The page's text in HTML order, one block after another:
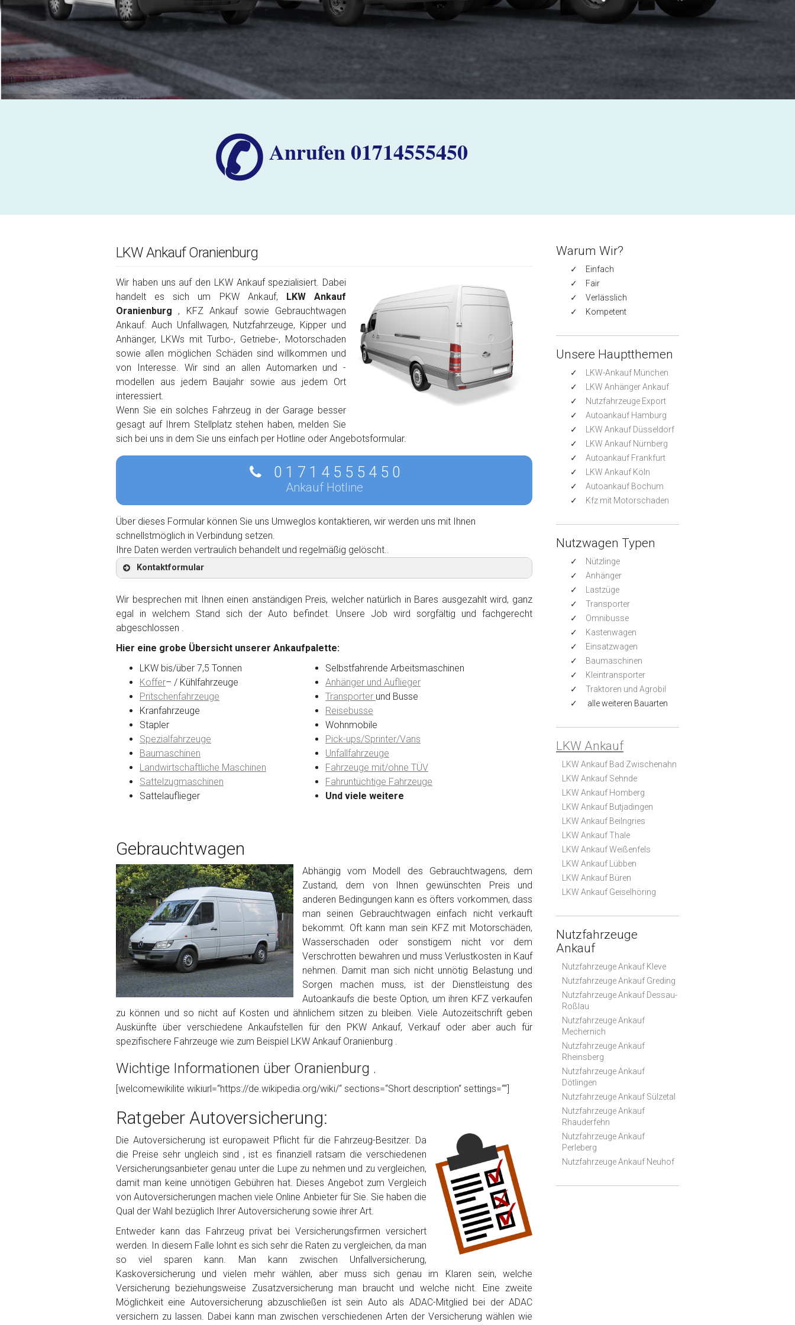
✆Anrufen 01714555450
LKW Ankauf Oranienburg
Wir haben uns auf den LKW Ankauf spezialisiert. Dabei
handelt es sich um PKW Ankauf,
LKW Ankauf
Oranienburg , KFZ Ankauf sowie Gebrauchtwagen
Ankauf. Auch Unfallwagen, Nutzfahrzeuge, Kipper und
Anhänger, LKWs mit Turbo-, Getriebe-, Motorschaden
sowie allen möglichen Schäden sind willkommen und
von Interesse. Wir sind an allen Automarken und -
modellen aus jedem Baujahr sowie aus jedem Ort
interessiert.
Wenn Sie ein solches Fahrzeug in der Garage besser
gesagt auf Ihrem Stellplatz stehen haben, melden Sie
sich bei uns in dem Sie uns einfach per Hotline oder Angebotsformular.
0 1 7 1 4 5 5 5 4 5 0
Ankauf Hotline
Über dieses Formular können Sie uns Umweglos kontaktieren, wir werden uns mit Ihnen
schnellstmöglich in Verbindung setzen.
Ihre Daten werden vertraulich behandelt und regelmäßig gelöscht..
Kontaktformular
Kontaktformular
Marke*
Model
Baujahr
Getriebe
Kilometerstand
Preisvorstellung
Name*
Telefon*
Email
PLZ und Ort
Foto Nr. 1
Foto Nr. 2
Foto Nr. 3
Sonstiges
Wir besprechen mit Ihnen einen anständigen Preis, welcher natürlich in Bares ausgezahlt wird, ganz
egal in welchem Stand sich der Auto befindet. Unsere Job wird sorgfältig und fachgerecht
abgeschlossen .
Hier eine grobe Übersicht unserer Ankaufpalette:
LKW bis/über 7,5 Tonnen
Koffer– / Kühlfahrzeuge
Pritschenfahrzeuge
Kranfahrzeuge
Stapler
Spezialfahrzeuge
Baumaschinen
Landwirtschaftliche Maschinen
Sattelzugmaschinen
Sattelauflieger
Selbstfahrende Arbeitsmaschinen
Anhänger und Auflieger
Transporter und Busse
Reisebusse
Wohnmobile
Pick-ups/Sprinter/Vans
Unfallfahrzeuge
Fahrzeuge mit/ohne TÜV
Fahruntüchtige Fahrzeuge
Und viele weitere
Gebrauchtwagen
Abhängig vom Modell des Gebrauchtwagens, dem
Zustand, dem von Ihnen gewünschten Preis und
anderen Bedingungen kann es öfters vorkommen, dass
man seinen Gebrauchtwagen einfach nicht verkauft
bekommt. Oft kann man sein KFZ mit Motorschäden,
Wasserschaden oder sonstigem nicht vor dem
Verschrotten bewahren und muss Verlustkosten in Kauf
nehmen. Damit man sich nicht unnötig Belastung und
Sorgen machen muss, ist der Dienstleistung des
Autoankaufs die beste Option, um ihren KFZ verkaufen
zu können und so nicht auf Kosten und ähnlichem sitzen zu bleiben. Viele Autozeitschrift geben
Auskünfte über verschiedene Ankaufstellen für den PKW Ankauf, Verkauf oder aber auch für
spezifischere Fahrzeuge wie zum Beispiel LKW Ankauf Oranienburg .
Wichtige Informationen über Oranienburg .
[welcomewikilite wikiurl=“https://de.wikipedia.org/wiki/“ sections=“Short description“ settings=““]
Ratgeber Autoversicherung:
Die Autoversicherung ist europaweit Pflicht für die Fahrzeug-Besitzer. Da
die Preise sehr ungleich sind , ist es finanziell ratsam die verschiedenen
Versicherungsanbieter genau unter die Lupe zu nehmen und zu vergleichen,
damit man keine unnötigen Gebühren hat. Dieses Angebot zum Vergleich
von Autoversicherungen machen viele Online Anbieter für Sie. Sie haben die
Qual der Wahl bezüglich Ihrer Autoversicherung sowie ihrer Art.
Entweder kann das Fahrzeug privat bei Versicherungsfirmen versichert
werden. In diesem Falle lohnt es sich sehr die Raten zu vergleichen, da man
so viel sparen kann. Man kann zwischen Unfallversicherung,
Kaskoversicherung und vielen mehr wählen, aber muss sich genau im Klaren sein, welche
Versicherung beziehungsweise Zusatzversicherung man braucht und welche nicht. Eine zweite
Möglichkeit eine Autoversicherung abzuschließen ist sein Auto als ADAC-Mitglied bei der ADAC
versichern zu lassen. Dabei kann man zwischen verschiedenen Arten der Versicherung wählen wie
Warum Wir?
Einfach
Fair
Verlässlich
Kompetent
Unsere Hauptthemen
LKW-Ankauf München
LKW Anhänger Ankauf
Nutzfahrzeuge Export
Autoankauf Hamburg
LKW Ankauf Düsseldorf
LKW Ankauf Nürnberg
Autoankauf Frankfurt
LKW Ankauf Köln
Autoankauf Bochum
Kfz mit Motorschaden
Nutzwagen Typen
Nützlinge
Anhänger
Lastzüge
Transporter
Omnibusse
Kastenwagen
Einsatzwagen
Baumaschinen
Kleintransporter
Traktoren und Agrobil
alle weiteren Bauarten
LKW Ankauf
LKW Ankauf Bad Zwischenahn
LKW Ankauf Sehnde
LKW Ankauf Homberg
LKW Ankauf Butjadingen
LKW Ankauf Beilngries
LKW Ankauf Thale
LKW Ankauf Weißenfels
LKW Ankauf Lübben
LKW Ankauf Büren
LKW Ankauf Geiselhöring
Nutzfahrzeuge
Ankauf
Nutzfahrzeuge Ankauf Kleve
Nutzfahrzeuge Ankauf Greding
Nutzfahrzeuge Ankauf Dessau-
Roßlau
Nutzfahrzeuge Ankauf
Mechernich
Nutzfahrzeuge Ankauf
Rheinsberg
Nutzfahrzeuge Ankauf
Dötlingen
Nutzfahrzeuge Ankauf Sülzetal
Nutzfahrzeuge Ankauf
Rhauderfehn
Nutzfahrzeuge Ankauf
Perleberg
Nutzfahrzeuge Ankauf Neuhof